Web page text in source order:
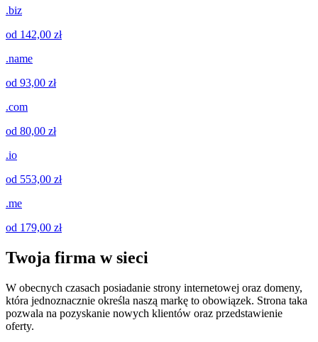
.biz
od 142,00 zł
.name
od 93,00 zł
.com
od 80,00 zł
.io
od 553,00 zł
.me
od 179,00 zł
Twoja firma w sieci
W obecnych czasach posiadanie strony internetowej oraz domeny,
która jednoznacznie określa naszą markę to obowiązek. Strona taka
pozwala na pozyskanie nowych klientów oraz przedstawienie
oferty.